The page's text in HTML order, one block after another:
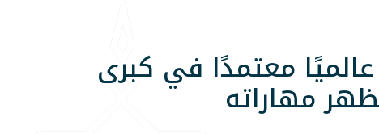
معتمدًا في كبرى
مهاراته